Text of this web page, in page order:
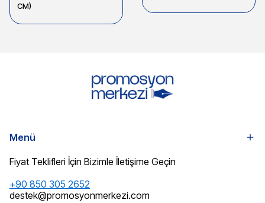
CM)
Menü
Fiyat Teklifleri İçin Bizimle İletişime Geçin
+90 850 305 2652
destek@promosyonmerkezi.com